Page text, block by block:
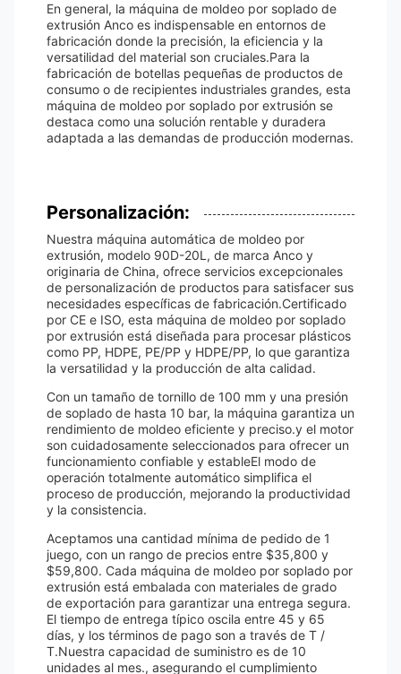
En general, la máquina de moldeo por soplado de
extrusión Anco es indispensable en entornos de
fabricación donde la precisión, la eficiencia y la
versatilidad del material son cruciales.Para la
fabricación de botellas pequeñas de productos de
consumo o de recipientes industriales grandes, esta
máquina de moldeo por soplado por extrusión se
destaca como una solución rentable y duradera
adaptada a las demandas de producción modernas.
Personalización:
Nuestra máquina automática de moldeo por
extrusión, modelo 90D-20L, de marca Anco y
originaria de China, ofrece servicios excepcionales
de personalización de productos para satisfacer sus
necesidades específicas de fabricación.Certificado
por CE e ISO, esta máquina de moldeo por soplado
por extrusión está diseñada para procesar plásticos
como PP, HDPE, PE/PP y HDPE/PP, lo que garantiza
la versatilidad y la producción de alta calidad.
Con un tamaño de tornillo de 100 mm y una presión
de soplado de hasta 10 bar, la máquina garantiza un
rendimiento de moldeo eficiente y preciso.y el motor
son cuidadosamente seleccionados para ofrecer un
funcionamiento confiable y estableEl modo de
operación totalmente automático simplifica el
proceso de producción, mejorando la productividad
y la consistencia.
Aceptamos una cantidad mínima de pedido de 1
juego, con un rango de precios entre $35,800 y
$59,800. Cada máquina de moldeo por soplado por
extrusión está embalada con materiales de grado
de exportación para garantizar una entrega segura.
El tiempo de entrega típico oscila entre 45 y 65
días, y los términos de pago son a través de T /
T.Nuestra capacidad de suministro es de 10
unidades al mes., asegurando el cumplimiento